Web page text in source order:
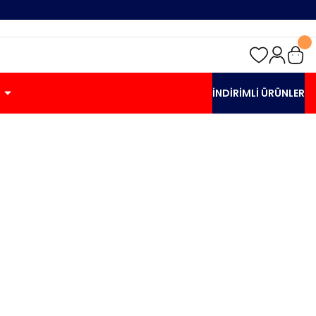
İNDİRİMLİ ÜRÜNLER